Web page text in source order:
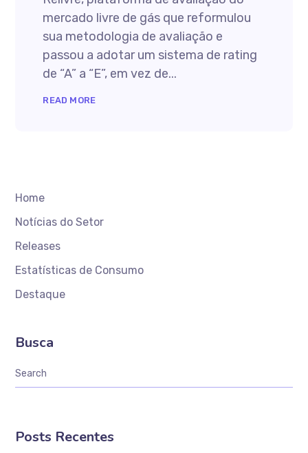
mercado livre de gás que reformulou
sua metodologia de avaliação e
passou a adotar um sistema de rating
de “A” a “E”, em vez de...
READ MORE
Home
Notícias do Setor
Releases
Estatísticas de Consumo
Destaque
Busca
Posts Recentes